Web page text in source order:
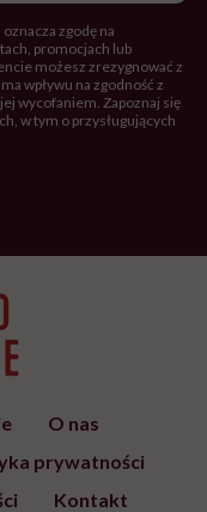
zgodę na
promocjach lub
możesz zrezygnować z
wpływu na zgodność z
wycofaniem. Zapoznaj się
w tym o przysługujących
O nas
prywatności
Kontakt